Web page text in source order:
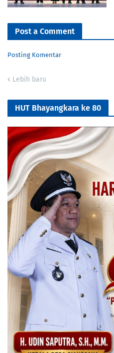
Post a Comment
Posting Komentar
Lebih baru
HUT Bhayangkara ke 80